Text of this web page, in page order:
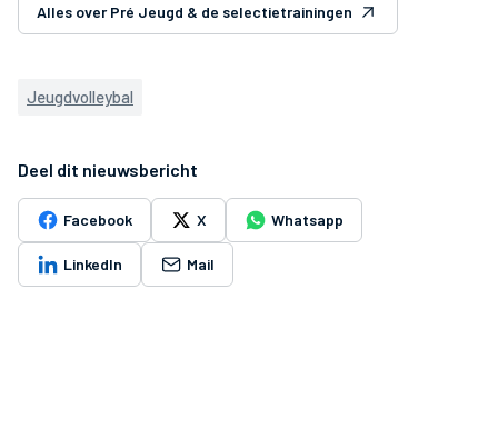
Alles over Pré Jeugd & de selectietrainingen
Jeugdvolleybal
Deel dit nieuwsbericht
Facebook X Whatsapp
LinkedIn Mail